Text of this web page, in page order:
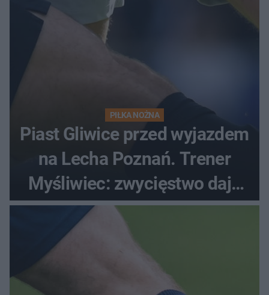
PIŁKA NOŻNA
Piast Gliwice przed wyjazdem
na Lecha Poznań. Trener
Myśliwiec: zwycięstwo daje
satysfakcję